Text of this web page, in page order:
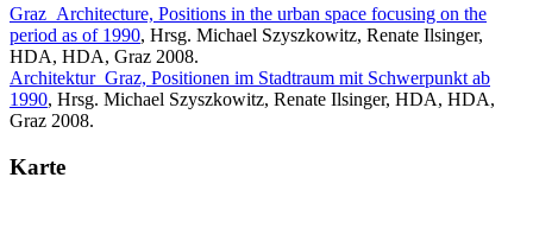
Graz_Architecture, Positions in the urban space focusing on the
period as of 1990, Hrsg. Michael Szyszkowitz, Renate Ilsinger,
HDA, HDA, Graz 2008.
Architektur_Graz, Positionen im Stadtraum mit Schwerpunkt ab
1990, Hrsg. Michael Szyszkowitz, Renate Ilsinger, HDA, HDA,
Graz 2008.
Karte